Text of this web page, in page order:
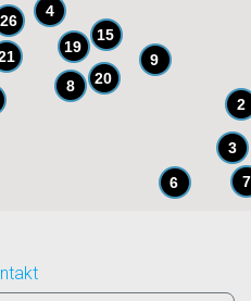
15
20
26
6
9
19
4
8
7
3
2